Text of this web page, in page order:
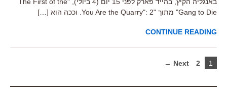
Gang to Die" מתוך "You Are the Quarry": 2. וככה הוא […]
CONTINUE READING
1
2
Next →